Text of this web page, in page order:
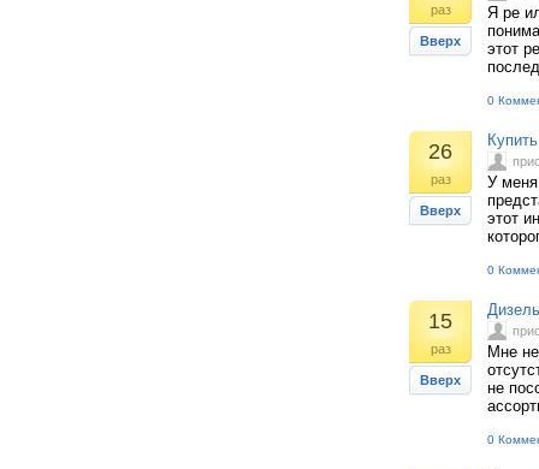
раз
Вверх
Я ре
этот
0
26
раз
Вверх
У меня
этот
0
15
раз
Вверх
Мне
не
0